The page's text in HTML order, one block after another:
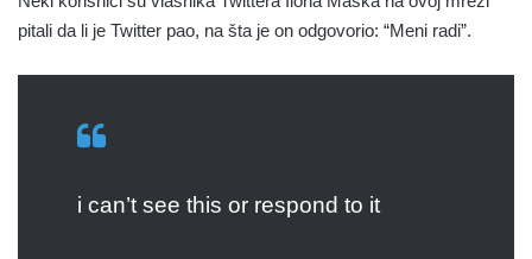
pitali da li je Twitter pao, na šta je on odgovorio: “Meni radi”.
i can’t see this or respond to it